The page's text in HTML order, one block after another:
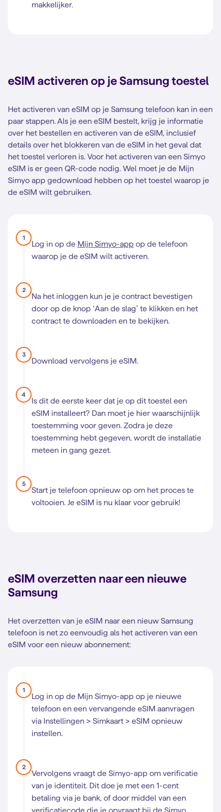
makkelijker.
eSIM activeren op je Samsung toestel
Het activeren van eSIM op je Samsung telefoon kan in een
paar stappen. Als je een eSIM bestelt, krijg je informatie
over het bestellen en activeren van de eSIM, inclusief
details over het blokkeren van de eSIM in het geval dat
het toestel verloren is. Voor het activeren van een Simyo
eSIM is er geen QR-code nodig. Wel moet je de Mijn
Simyo app gedownload hebben op het toestel waarop je
de eSIM wilt gebruiken.
1
Log in op de Mijn Simyo-app op de telefoon
waarop je de eSIM wilt activeren.
2
Na het inloggen kun je je contract bevestigen
door op de knop ‘Aan de slag’ te klikken en het
contract te downloaden en te bekijken.
3
Download vervolgens je eSIM.
4
Is dit de eerste keer dat je op dit toestel een
eSIM installeert? Dan moet je hier waarschijnlijk
toestemming voor geven. Zodra je deze
toestemming hebt gegeven, wordt de installatie
meteen in gang gezet.
5
Start je telefoon opnieuw op om het proces te
voltooien. Je eSIM is nu klaar voor gebruik!
eSIM overzetten naar een nieuwe
Samsung
Het overzetten van je eSIM naar een nieuw Samsung
telefoon is net zo eenvoudig als het activeren van een
eSIM voor een nieuw abonnement:
1
Log in op de Mijn Simyo-app op je nieuwe
telefoon en een vervangende eSIM aanvragen
via Instellingen > Simkaart > eSIM opnieuw
instellen.
2
Vervolgens vraagt de Simyo-app om verificatie
van je identiteit. Dit doe je met een 1-cent
betaling via je bank, of door middel van een
verificatiecode die je opvraagt bij de Simyo